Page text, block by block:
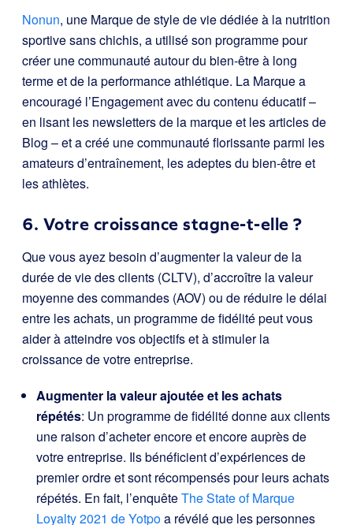
Nonun, une Marque de style de vie dédiée à la nutrition
sportive sans chichis, a utilisé son programme pour
créer une communauté autour du bien-être à long
terme et de la performance athlétique. La Marque a
encouragé l’Engagement avec du contenu éducatif –
en lisant les newsletters de la marque et les articles de
Blog – et a créé une communauté florissante parmi les
amateurs d’entraînement, les adeptes du bien-être et
les athlètes.
6. Votre croissance stagne-t-elle ?
Que vous ayez besoin d’augmenter la valeur de la
durée de vie des clients (CLTV), d’accroître la valeur
moyenne des commandes (AOV) ou de réduire le délai
entre les achats, un programme de fidélité peut vous
aider à atteindre vos objectifs et à stimuler la
croissance de votre entreprise.
Augmenter la valeur ajoutée et les achats
répétés: Un programme de fidélité donne aux clients
une raison d’acheter encore et encore auprès de
votre entreprise. Ils bénéficient d’expériences de
premier ordre et sont récompensés pour leurs achats
répétés. En fait, l’enquêteThe State of Marque
Loyalty 2021 de Yotpoa révélé que les personnes